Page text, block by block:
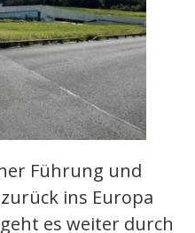
Führung und
ins Europa
es weiter durch